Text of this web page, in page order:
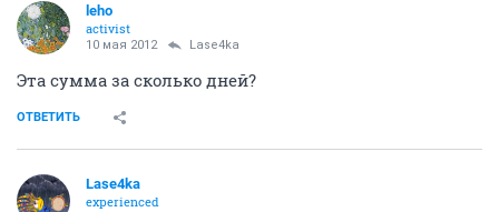
leho
activist
10 мая 2012 Lase4ka
Эта сумма за сколько дней?
ОТВЕТИТЬ
Lase4ka
experienced